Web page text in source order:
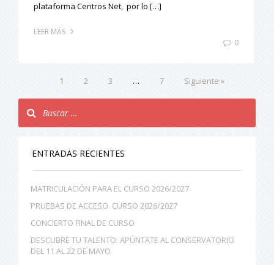
plataforma Centros Net, por lo […]
LEER MÁS
0
1 2 3 … 7 Siguiente »
ENTRADAS RECIENTES
MATRICULACIÓN PARA EL CURSO 2026/2027
PRUEBAS DE ACCESO. CURSO 2026/2027
CONCIERTO FINAL DE CURSO
DESCUBRE TU TALENTO: APÚNTATE AL CONSERVATORIO
DEL 11 AL 22 DE MAYO